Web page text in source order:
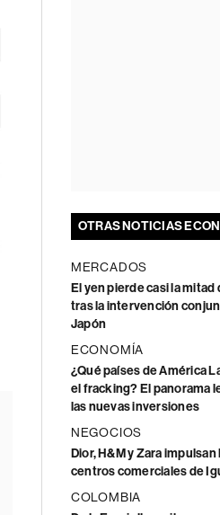
OTRAS NOTICIAS
MERCADOS
El yen pierde casi la mitad
tras la intervención
Japón
ECONOMÍA
¿Qué países de América
el fracking? El panorama
las nuevas inversiones
NEGOCIOS
Dior, H&M y Zara
centros comerciales de
COLOMBIA